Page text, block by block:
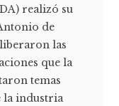
realizó su
de
las
que la
temas
la industria